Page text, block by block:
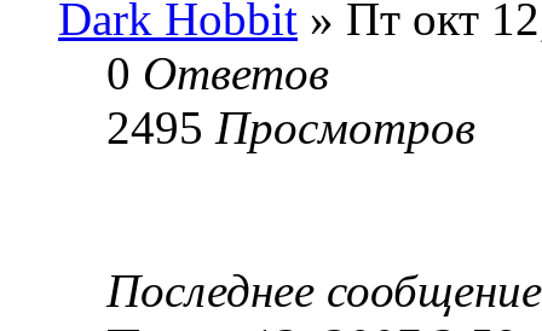
Dark Hobbit » Пт окт
0 Ответов
2495 Просмотров
Последнее